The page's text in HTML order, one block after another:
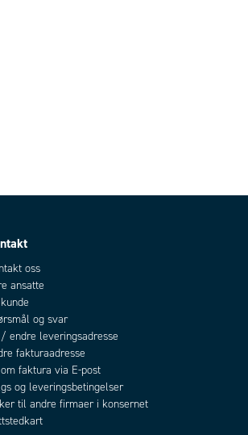
oss
ansatte
og svar
endre leveringsadresse
fakturaadresse
faktura via E-post
og leveringsbetingelser
til andre firmaer i konsernet